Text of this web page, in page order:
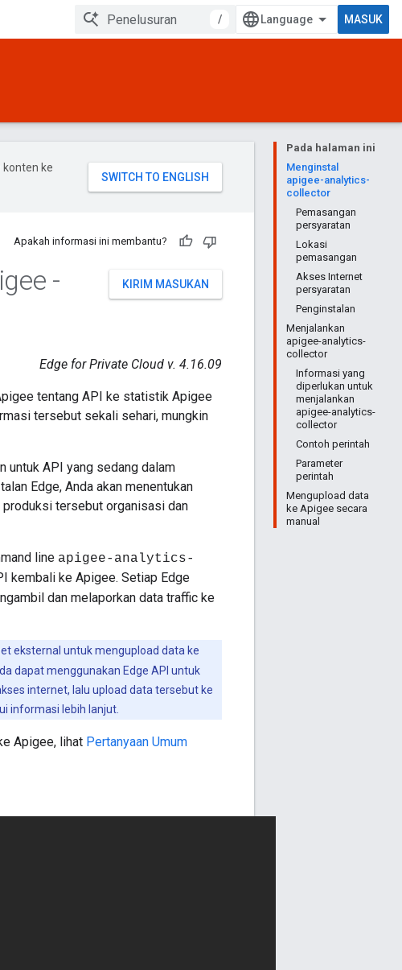
/ MASUK
Pada halaman ini
Menginstal
apigee-analytics-
collector
Pemasangan
persyaratan
Lokasi
pemasangan
Akses Internet
persyaratan
Penginstalan
Menjalankan
apigee-analytics-
collector
Informasi yang
diperlukan untuk
menjalankan
apigee-analytics-
collector
Contoh perintah
Parameter
perintah
Mengupload data
ke Apigee secara
manual
ke
Apakah informasi ini membantu?
KIRIM MASUKAN
-
Edge for Private Cloud v. 4.16.09
tentang API ke statistik Apigee
tersebut sekali sehari, mungkin
untuk API yang sedang dalam
Edge, Anda akan menentukan
produksi tersebut organisasi dan
line apigee-analytics-
kembali ke Apigee. Setiap Edge
dan melaporkan data traffic ke
eksternal untuk mengupload data ke
dapat menggunakan Edge API untuk
internet, lalu upload data tersebut ke
informasi lebih lanjut.
Apigee, lihat Pertanyaan Umum